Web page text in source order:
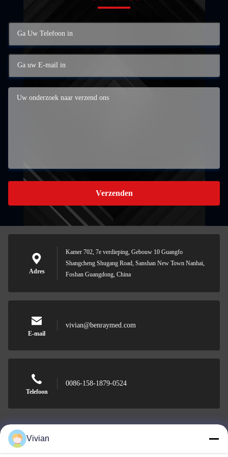
Verzenden
Adres
Kamer 702, 7e verdieping, Gebouw 10 Guangfo
Shangcheng Shugang Road, Sanshan New Town Nanhai,
Foshan Guangdong, China
E-mail
vivian@benraymed.com
Telefoon
0086-158-1879-0524
Vivian